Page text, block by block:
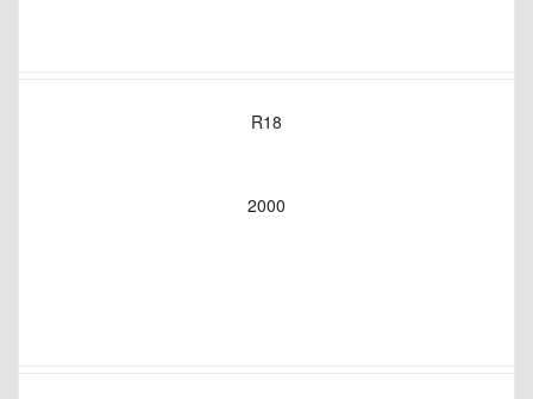
R18
2000